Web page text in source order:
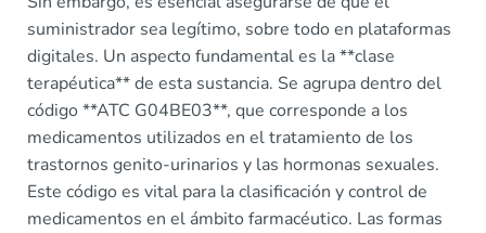
suministrador sea legítimo, sobre todo en plataformas
digitales. Un aspecto fundamental es la **clase
terapéutica** de esta sustancia. Se agrupa dentro del
código **ATC G04BE03**, que corresponde a los
medicamentos utilizados en el tratamiento de los
trastornos genito-urinarios y las hormonas sexuales.
Este código es vital para la clasificación y control de
medicamentos en el ámbito farmacéutico. Las formas